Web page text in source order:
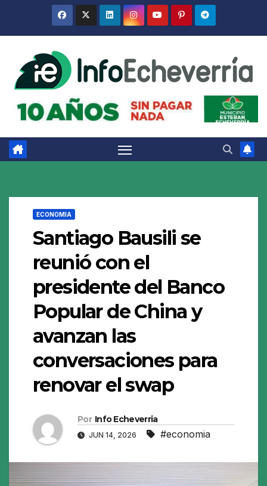
ECONOMIA
Santiago Bausili se
reunió con el
presidente del Banco
Popular de China y
avanzan las
conversaciones para
renovar el swap
Por Info Echeverria
JUN 14, 2026 #economia